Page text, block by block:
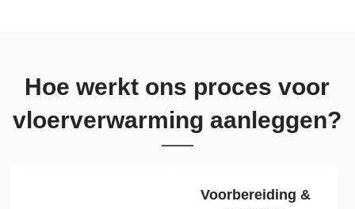
Hoe werkt ons proces voor
vloerverwarming aanleggen?
Voorbereiding &